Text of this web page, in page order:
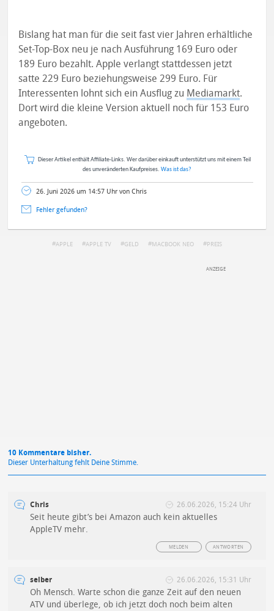
Bislang hat man für die seit fast vier Jahren erhältliche
Set-Top-Box neu je nach Ausführung 169 Euro oder
189 Euro bezahlt. Apple verlangt stattdessen jetzt
satte 229 Euro beziehungsweise 299 Euro. Für
Interessenten lohnt sich ein Ausflug zu Mediamarkt.
Dort wird die kleine Version aktuell noch für 153 Euro
angeboten.
Dieser Artikel enthält Affiliate-Links. Wer darüber einkauft unterstützt uns mit einem Teil
des unveränderten Kaufpreises. Was ist das?
26. Juni 2026 um 14:57 Uhr von Chris
Fehler gefunden?
APPLE APPLE TV GELD MACBOOK NEO PREIS
10 Kommentare bisher.
Dieser Unterhaltung fehlt Deine Stimme.
Chris 26.06.2026, 15:24 Uhr
Seit heute gibt’s bei Amazon auch kein aktuelles
AppleTV mehr.
ANTWORTEN
MELDEN
selber 26.06.2026, 15:31 Uhr
Oh Mensch. Warte schon die ganze Zeit auf den neuen
ATV und überlege, ob ich jetzt doch noch beim alten